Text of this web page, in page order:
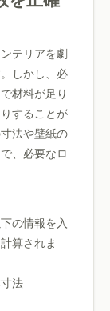
テリアを劇
しかし、必
材料が足り
することが
法や壁紙の
、必要なロ
の情報を入
算されま
法